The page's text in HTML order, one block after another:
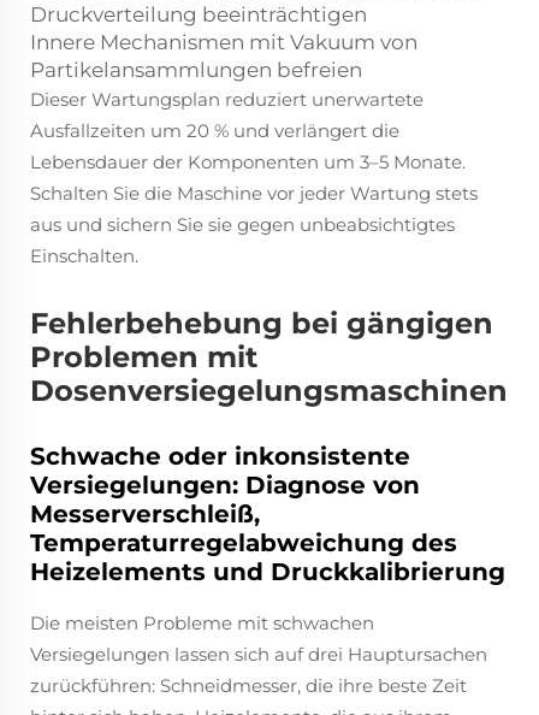
Druckverteilung beeinträchtigen
Innere Mechanismen mit Vakuum von
Partikelansammlungen befreien
Dieser Wartungsplan reduziert unerwartete
Ausfallzeiten um 20 % und verlängert die
Lebensdauer der Komponenten um 3–5 Monate.
Schalten Sie die Maschine vor jeder Wartung stets
aus und sichern Sie sie gegen unbeabsichtigtes
Einschalten.
Fehlerbehebung bei gängigen
Problemen mit
Dosenversiegelungsmaschinen
Schwache oder inkonsistente
Versiegelungen: Diagnose von
Messerverschleiß,
Temperaturregelabweichung des
Heizelements und Druckkalibrierung
Die meisten Probleme mit schwachen
Versiegelungen lassen sich auf drei Hauptursachen
zurückführen: Schneidmesser, die ihre beste Zeit